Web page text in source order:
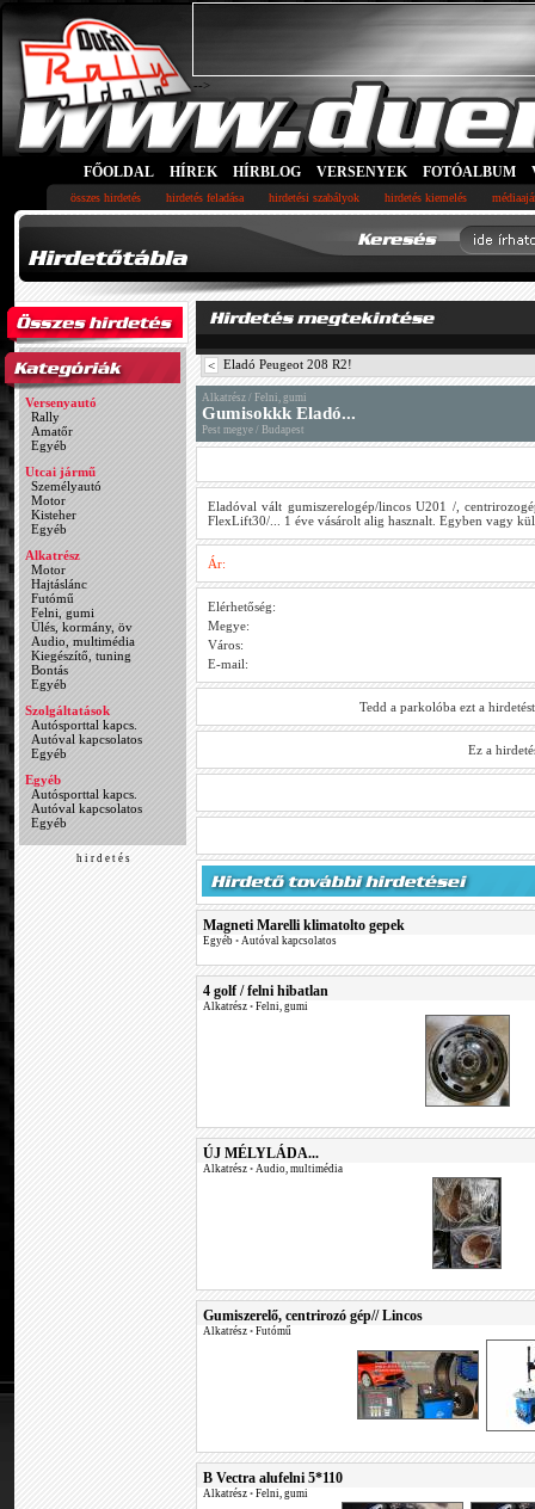
-->
FŐOLDAL HÍREK HÍRBLOG VERSENYEK FOTÓALBUM
összes hirdetés hirdetés feladása hirdetési szabályok hirdetés kiemelés
Versenyautó
Rally
Amatőr
Egyéb
Utcai jármű
Személyautó
Motor
Kisteher
Egyéb
Alkatrész
Motor
Hajtáslánc
Futómű
Felni, gumi
Ülés, kormány, öv
Audio, multimédia
Kiegészítő, tuning
Bontás
Egyéb
Szolgáltatások
Autósporttal kapcs.
Autóval kapcsolatos
Egyéb
Egyéb
Autósporttal kapcs.
Autóval kapcsolatos
Egyéb
h i r d e t é s
< Eladó Peugeot 208 R2!
Alkatrész / Felni, gumi
Gumisokkk Eladó...
Pest megye / Budapest
Eladóval vált gumiszerelogép/lincos U201 /,
FlexLift30/... 1 éve vásárolt alig hasznalt. Egyben vagy
Ár:
Elérhetőség:
Megye:
Város:
E-mail:
Tedd a parkolóba ezt a
Ez a
Magneti Marelli klimatolto gepek
Egyéb • Autóval kapcsolatos
4 golf / felni hibatlan
Alkatrész • Felni, gumi
ÚJ MÉLYLÁDA...
Alkatrész • Audio, multimédia
Gumiszerelő, centrirozó gép// Lincos
Alkatrész • Futómű
B Vectra alufelni 5*110
Alkatrész • Felni, gumi